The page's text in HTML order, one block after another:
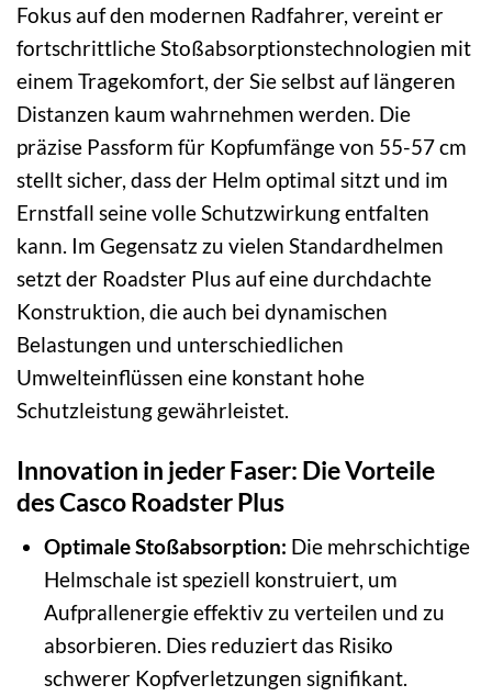
Fokus auf den modernen Radfahrer, vereint er
fortschrittliche Stoßabsorptionstechnologien mit
einem Tragekomfort, der Sie selbst auf längeren
Distanzen kaum wahrnehmen werden. Die
präzise Passform für Kopfumfänge von 55-57 cm
stellt sicher, dass der Helm optimal sitzt und im
Ernstfall seine volle Schutzwirkung entfalten
kann. Im Gegensatz zu vielen Standardhelmen
setzt der Roadster Plus auf eine durchdachte
Konstruktion, die auch bei dynamischen
Belastungen und unterschiedlichen
Umwelteinflüssen eine konstant hohe
Schutzleistung gewährleistet.
Innovation in jeder Faser: Die Vorteile
des Casco Roadster Plus
Optimale Stoßabsorption: Die mehrschichtige
Helmschale ist speziell konstruiert, um
Aufprallenergie effektiv zu verteilen und zu
absorbieren. Dies reduziert das Risiko
schwerer Kopfverletzungen signifikant.